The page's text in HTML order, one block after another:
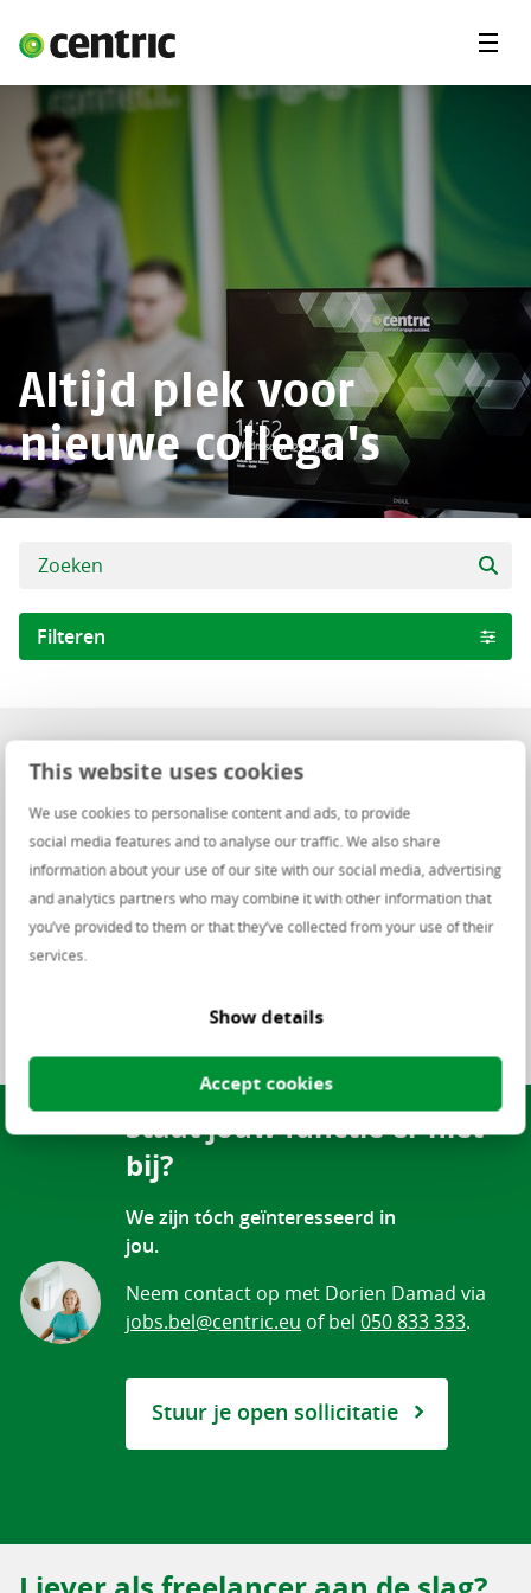
This website uses cookies
We use cookies to personalise content and ads, to provide
social media features and to analyse our traffic. We also share
information about your use of our site with our social media, advertising
and analytics partners who may combine it with other information that
you’ve provided to them or that they’ve collected from your use of their
services.
Show details
Accept cookies
Vacatures
Freelancer
Student
Expertises
Jij en Centric
Over ons
Altijd plek voor
nieuwe collega's
Filteren
Sales
Provincie
Vlaanderen
Werkvorm
Selectie wissen
1 Vacature
Sales Manager
40 uur
Oostkamp
Centric-locatie
Sales
Staat jouw functie er niet
bij?
We zijn tóch geïnteresseerd in
jou.
Neem contact op met Dorien Damad via
jobs.bel@centric.eu of bel 050 833 333.
Stuur je open sollicitatie